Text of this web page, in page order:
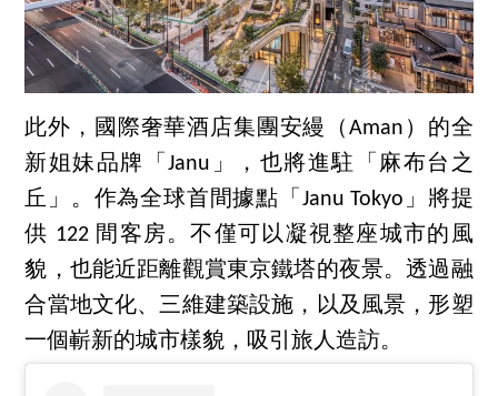
此外，國際奢華酒店集團安縵（Aman）的全
新姐妹品牌「Janu」，也將進駐「麻布台之
丘」。作為全球首間據點「Janu Tokyo」將提
供 122 間客房。不僅可以凝視整座城市的風
貌，也能近距離觀賞東京鐵塔的夜景。透過融
合當地文化、三維建築設施，以及風景，形塑
一個嶄新的城市樣貌，吸引旅人造訪。